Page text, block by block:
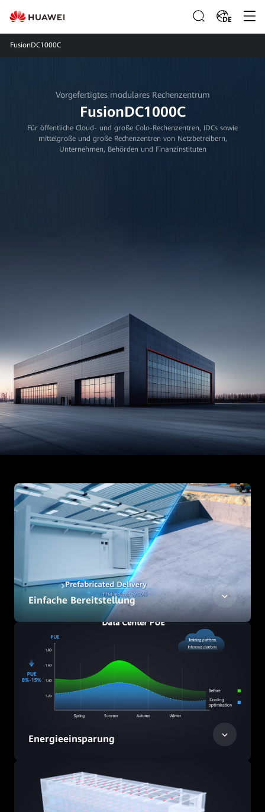
DE
FusionDC1000C
Vorgefertigtes modulares Rechenzentrum
FusionDC1000C
Für öffentliche Cloud- und große Colo-Rechenzentren, IDCs sowie
mittelgroße und große Rechenzentren von Netzbetreibern,
Unternehmen, Behörden und Finanzinstituten
Einfache Bereitstellung
Energieeinsparung